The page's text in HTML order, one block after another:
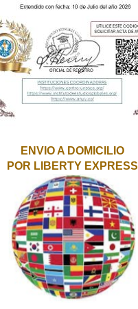
ENVIO A DOMICILIO
POR LIBERTY EXPRESS